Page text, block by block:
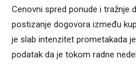
Cenovni spred ponude i tražnje
postizanje dogovora između
je slab intenzitet prometakada
podatak da je tokom radne